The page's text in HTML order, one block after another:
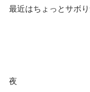
最近はちょっとサボ
夜